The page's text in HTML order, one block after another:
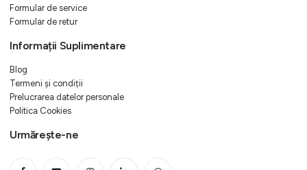
Formular de service
Formular de retur
Informații Suplimentare
Blog
Termeni și condiții
Prelucrarea datelor personale
Politica Cookies
Urmărește-ne